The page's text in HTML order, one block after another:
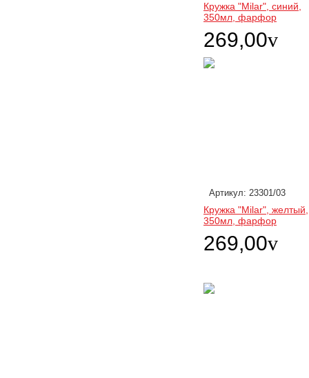
Кружка "Milar", синий,
350мл, фарфор
269,00v
Артикул: 23301/03
Кружка "Milar", желтый,
350мл, фарфор
269,00v